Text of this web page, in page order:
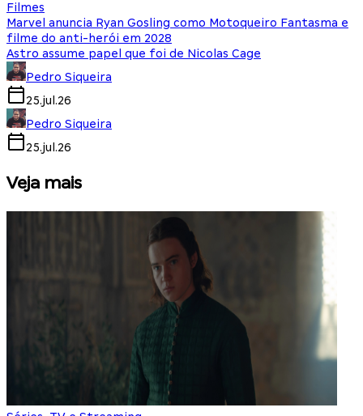
Filmes
Marvel anuncia Ryan Gosling como Motoqueiro Fantasma e
filme do anti-herói em 2028
Astro assume papel que foi de Nicolas Cage
Pedro Siqueira
25.jul.26
Pedro Siqueira
25.jul.26
Veja mais